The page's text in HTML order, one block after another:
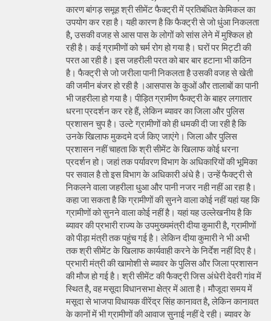
कारण बांगड़ समूह श्री सीमेंट फैक्ट्री में प्रतिबंधित केमिकल का
उपयोग कर रहा है। यही कारण है कि फैक्ट्री से जो धुंआ निकलता
है, उसकी वजह से आस पास के लोगों को सांस लेने में मुश्किल हो
रही है। कई ग्रामीणों को चर्म रोग हो गया है। घरों पर मिट्टी की
परत आ रही है। इस जहरीली परत को बार बार हटाना भी कठिन
है। फैक्ट्री से जो जरीला पानी निकलता है उसकी वजह से खेती
की जमीन बंजर हो रही है ।आसपास के कुओं और तालाबों का पानी
भी जहरीला हो गया है। पीड़ित ग्रामीण फैक्ट्री के बाहर लगातार
धरना प्रदर्शन कर रहे हैं, लेकिन ब्यावर का जिला और पुलिस
प्रशासन चुप है। उल्टे ग्रामीणों को ही धमकी दी जा रही है कि
उनके खिलाफ मुकदमे दर्ज किए जाएंगे। जिला और पुलिस
प्रशासन नहीं चाहता कि श्री सीमेंट के खिलाफ कोई धरना
प्रदर्शन हो। जहां तक पर्यावरण विभाग के अधिकारियों की भूमिका
पर सवाल है तो इस विभाग के अधिकारी अंधे है। उन्हें फैक्ट्री से
निकलने वाला जहरीला धुआ और पानी नजर नही नहीं आ रहा है।
कहा जा सकता है कि ग्रामीणों की सुनने वाला कोई नहीं यहां यह कि
ग्रामीणों को सुनने वाला कोई नहीं है। यहां यह उल्लेखनीय है कि
ब्यावर की प्रभारी राज्य के उपमुख्यमंत्री दीया कुमारी है, ग्रामीणों
को पीड़ा मंत्री तक पहुंच गई है। लेकिन दीया कुमारी ने भी अभी
तक श्री सीमेंट के खिलाफ कार्यवाही करने के निर्देश नहीं दिए है।
प्रभारी मंत्री की खामोशी से ब्यावर के पुलिस और जिला प्रशासन
की मौज हो गई है। श्री सीमेंट की फैक्ट्री जिस अंधेरी देवरी गांव में
स्थित है, वह मसूदा विधानसभा क्षेत्र में आता है। मौजूदा समय में
मसूदा से भाजपा विधायक वीरेंद्र सिंह कानावत है, लेकिन कानावत
के कानों में भी ग्रामीणों की आवाज सुनाई नहीं दे रही। ब्यावर के